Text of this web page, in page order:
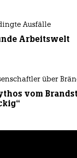
Ausfälle
Arbeitswelt
über
vom